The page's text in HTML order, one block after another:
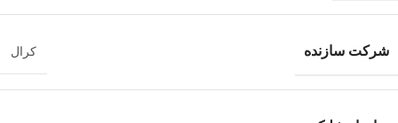
شرکت سازنده کرال